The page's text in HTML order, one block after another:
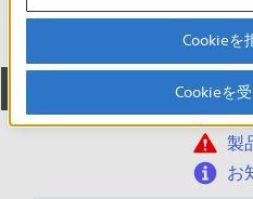
ダウンロード 取
製
お
Cookieを
Cookieを